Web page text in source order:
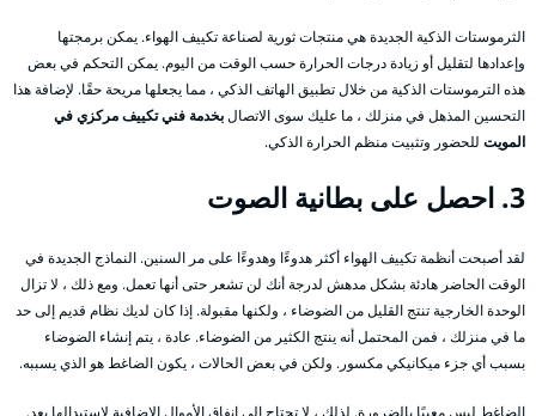
الثرموستات الذكية الجديدة هي منتجات ثورية لصناعة تكييف الهواء. يمكن برمجتها
وإعدادها لتقليل أو زيادة درجات الحرارة حسب الوقت من اليوم. يمكن التحكم في بعض
هذه الترموستات الذكية من خلال تطبيق الهاتف الذكي ، مما يجعلها مريحة حقًا. لإضافة هذا
التحسين المذهل في منزلك ، ما عليك سوى الاتصالبخدمة فني تكييف مركزي في
المويت للحضور وتثبيت منظم الحرارة الذكي.
3. احصل على بطانية الصوت
لقد أصبحت أنظمة تكييف الهواء أكثر هدوءًا وهدوءًا على مر السنين. النماذج الجديدة في
الوقت الحاضر هادئة بشكل مدهش لدرجة أنك لن تشعر حتى أنها تعمل. ومع ذلك ، لا تزال
الوحدة الخارجية تنتج القليل من الضوضاء ، ولكنها مقبولة. إذا كان لديك نظام قديم إلى حد
ما في منزلك ، فمن المحتمل أنه ينتج الكثير من الضوضاء. عادة ، يتم إنشاء الضوضاء
بسبب أي جزء ميكانيكي مكسور. ولكن في بعض الحالات ، يكون الضاغط هو الذي يسببه.
الضاغط ليس معيبًا بالضرورة. لذلك ، لا تحتاج إلى إنفاق الأموال الإضافية لاستبدالها بعد.